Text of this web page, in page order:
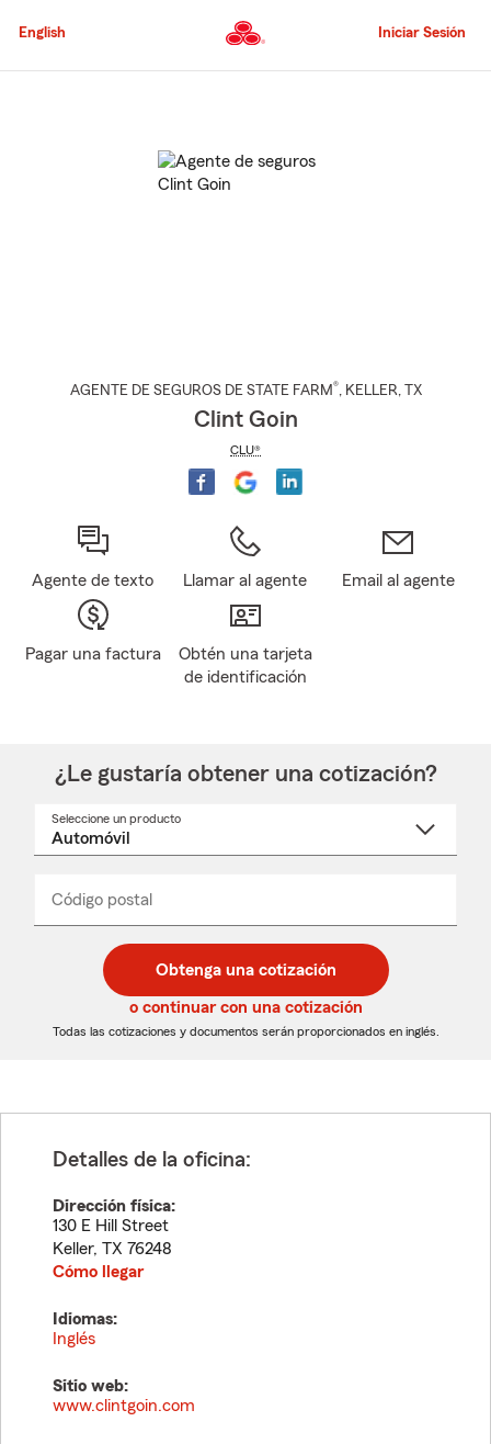
al
principal
English Iniciar Sesión
AGENTE DE SEGUROS DE STATE FARM®, KELLER, TX
Clint Goin
CLU®
Agente de texto Llamar al agente Email al agente
Pagar una factura
Obtén una tarjeta
de identificación
¿Le gustaría obtener una cotización?
Seleccione un producto
desplegable
Código postal
de
5
dígitos
de
5
dígitos
_____
Obtenga una cotización
o continuar con una cotización
Todas las cotizaciones y documentos serán proporcionados en inglés.
Detalles de la oficina:
Dirección física:
130 E Hill Street
Keller, TX 76248
Cómo llegar
Idiomas:
Inglés
Sitio web:
www.clintgoin.com